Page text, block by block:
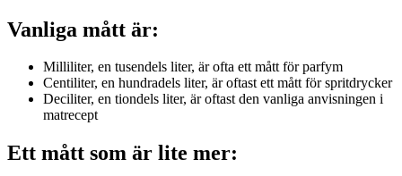
Vanliga mått är:
Milliliter, en tusendels liter, är ofta ett mått för parfym
Centiliter, en hundradels liter, är oftast ett mått för spritdrycker
Deciliter, en tiondels liter, är oftast den vanliga anvisningen i
matrecept
Ett mått som är lite mer: